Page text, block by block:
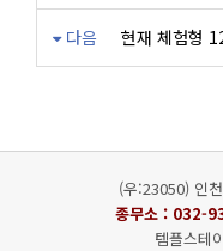
다음 현재 체험형
(우:23050) 인
종무소 : 032-
템플스테